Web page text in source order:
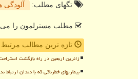
تگهای مطلب: آلودگی
مطلب مسترلمون را می
تازه ترین مطالب مرتبط
زائرین اربعین در راه بازگشت
بیماریهای خطرناکی که با دندان ارتباط